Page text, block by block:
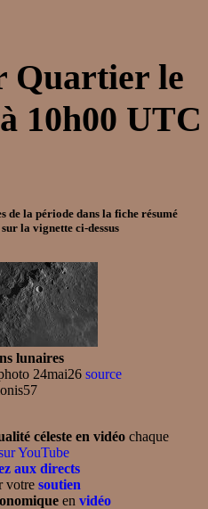
Quartier le
10h00 UTC
de la période dans la fiche résumé
la vignette ci-dessus
lunaires
24mai26 source
céleste en vidéochaque
YouTube
aux directs
votre soutien
en vidéo